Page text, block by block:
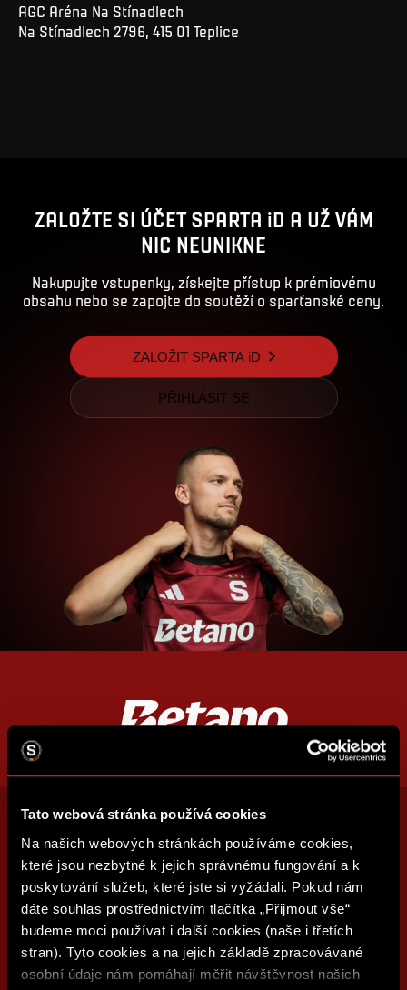
Tato webová stránka používá cookies
Na našich webových stránkách používáme cookies,
které jsou nezbytné k jejich správnému fungování a k
poskytování služeb, které jste si vyžádali. Pokud nám
dáte souhlas prostřednictvím tlačítka „Přijmout vše“
budeme moci používat i další cookies (naše i třetích
stran). Tyto cookies a na jejich základě zpracovávané
osobní údaje nám pomáhají měřit návštěvnost našich
AGC Aréna Na Stínadlech
Na Stínadlech 2796, 415 01 Teplice
ZALOŽTE SI ÚČET SPARTA iD A UŽ VÁM
NIC NEUNIKNE
Nakupujte vstupenky, získejte přístup k prémiovému
obsahu nebo se zapojte do soutěží o sparťanské ceny.
ZALOŽIT SPARTA iD
PŘIHLÁSIT SE